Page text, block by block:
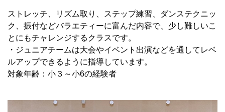
ストレッチ、リズム取り、ステップ練習、ダンステクニッ
ク、振付などバラエティーに富んだ内容で、少し難しいこ
とにもチャレンジするクラスです。
・ジュニアチームは大会やイベント出演などを通してレベ
ルアップできるように指導しています。
対象年齢：小３～小6の経験者